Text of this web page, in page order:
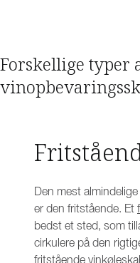
Forskellige typer
Den mest
er den fritstående. Et
bedst et sted, som
cirkulere på den
fritstående